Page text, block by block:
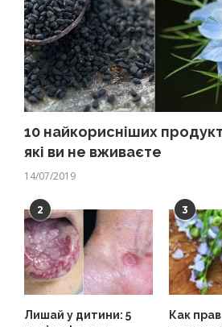
10 найкорисніших
які ви не вживаєте
14/07/2019
2
Лишай у дитини: 5
3
Как